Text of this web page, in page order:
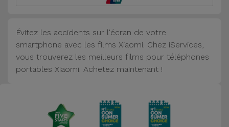
Traceurs et
Accessoires
Mobilité,
Évitez les accidents sur l'écran de votre
smartphone avec les films Xiaomi. Chez iServices,
vous trouverez les meilleurs films pour téléphones
portables Xiaomi. Achetez maintenant !